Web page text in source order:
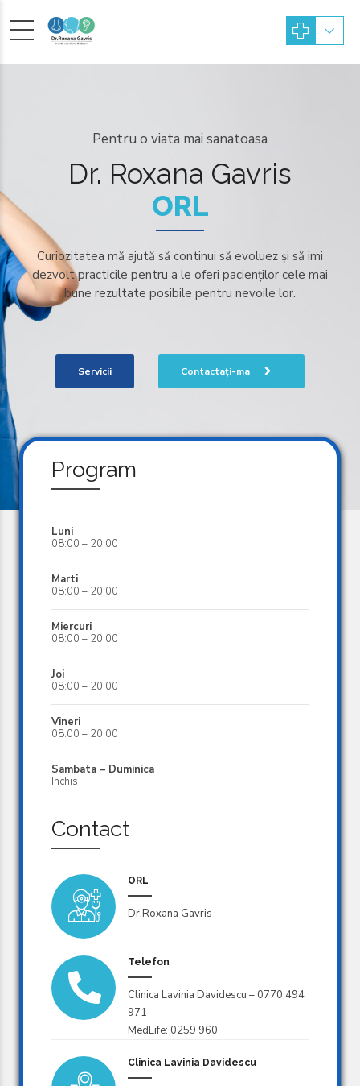
Pentru o viata mai sanatoasa
Dr. Roxana Gavris
ORL
Curiozitatea mă ajută să continui să evoluez și să imi
dezvolt practicile pentru a le oferi pacienților cele mai
bune rezultate posibile pentru nevoile lor.
Servicii Contactați-ma
Program
Luni
08:00 – 20:00
Marti
08:00 – 20:00
Miercuri
08:00 – 20:00
Joi
08:00 – 20:00
Vineri
08:00 – 20:00
Sambata – Duminica
Inchis
Contact
ORL
Dr.Roxana Gavris
Telefon
Clinica Lavinia Davidescu – 0770 494
971
MedLife: 0259 960
Clinica Lavinia Davidescu